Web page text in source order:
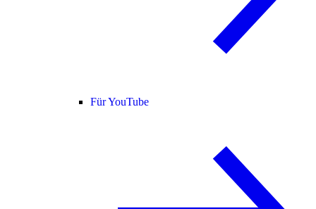
Für YouTube